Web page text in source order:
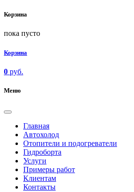
Корзина
пока пусто
Корзина
0 руб.
Меню
Главная
Автохолод
Отопители и подогреватели
Гидроборта
Услуги
Примеры работ
Клиентам
Контакты